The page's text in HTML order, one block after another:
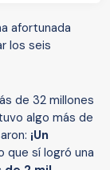
afortunada
los seis
de 32 millones
algo más de
¡Un
que sí logró una